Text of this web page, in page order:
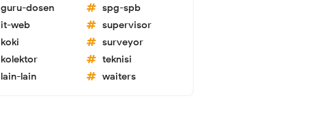
guru-dosen
it-web
koki
kolektor
lain-lain
spg-spb
supervisor
surveyor
teknisi
waiters